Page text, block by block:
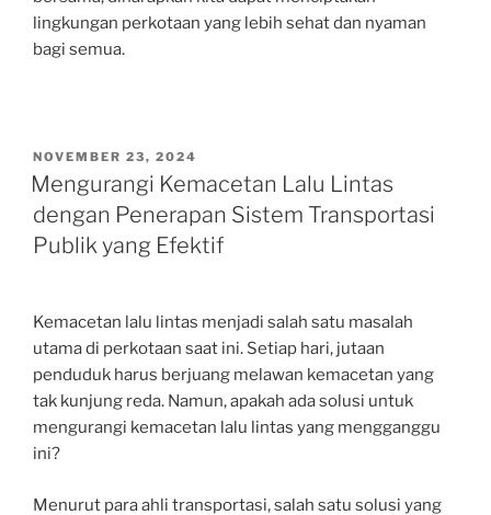
lingkungan perkotaan yang lebih sehat dan nyaman
bagi semua.
POSTED
ON
NOVEMBER 23, 2024
Mengurangi Kemacetan Lalu Lintas
dengan Penerapan Sistem Transportasi
Publik yang Efektif
Kemacetan lalu lintas menjadi salah satu masalah
utama di perkotaan saat ini. Setiap hari, jutaan
penduduk harus berjuang melawan kemacetan yang
tak kunjung reda. Namun, apakah ada solusi untuk
mengurangi kemacetan lalu lintas yang mengganggu
ini?
Menurut para ahli transportasi, salah satu solusi yang